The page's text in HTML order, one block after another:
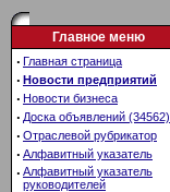
Главное меню
· Главная страница
· Новости предприятий
· Новости бизнеса
· Доска объявлений (34562)
· Отраслевой рубрикатор
· Алфавитный указатель
· Алфавитный указатель
руководителей